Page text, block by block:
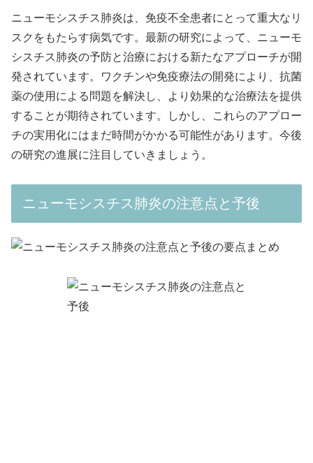
ニューモシスチス肺炎は、免疫不全患者にとって重大なリ
スクをもたらす病気です。最新の研究によって、ニューモ
シスチス肺炎の予防と治療における新たなアプローチが開
発されています。ワクチンや免疫療法の開発により、抗菌
薬の使用による問題を解決し、より効果的な治療法を提供
することが期待されています。しかし、これらのアプロー
チの実用化にはまだ時間がかかる可能性があります。今後
の研究の進展に注目していきましょう。
ニューモシスチス肺炎の注意点と予後